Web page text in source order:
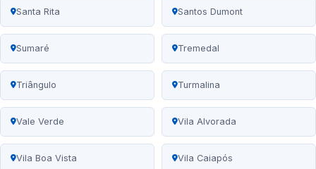
Santa Rita Santos Dumont
Sumaré Tremedal
Triângulo Turmalina
Vale Verde Vila Alvorada
Vila Boa Vista Vila Caiapós